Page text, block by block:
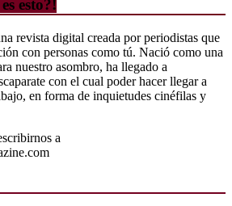
esto?!
revista digital creada por periodistas que
con personas como tú. Nació como una
nuestro asombro, ha llegado a
con el cual poder hacer llegar a
en forma de inquietudes cinéfilas y
a